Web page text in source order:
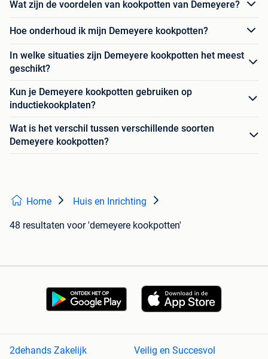
Wat zijn de voordelen van kookpotten van Demeyere?
Hoe onderhoud ik mijn Demeyere kookpotten?
In welke situaties zijn Demeyere kookpotten het meest
geschikt?
Kun je Demeyere kookpotten gebruiken op
inductiekookplaten?
Wat is het verschil tussen verschillende soorten
Demeyere kookpotten?
Home Huis en Inrichting
48 resultaten voor 'demeyere kookpotten'
2dehands Zakelijk
Veilig en Succesvol